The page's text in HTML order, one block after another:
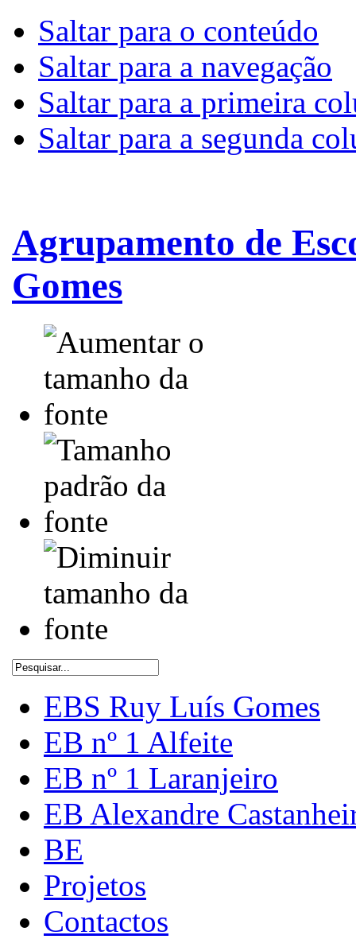
Saltar para o conteúdo
Saltar para a navegação
Saltar para a primeira
Saltar para a segunda
Agrupamento de
Gomes
EBS Ruy Luís Gomes
EB nº 1 Alfeite
EB nº 1 Laranjeiro
EB Alexandre
BE
Projetos
Contactos